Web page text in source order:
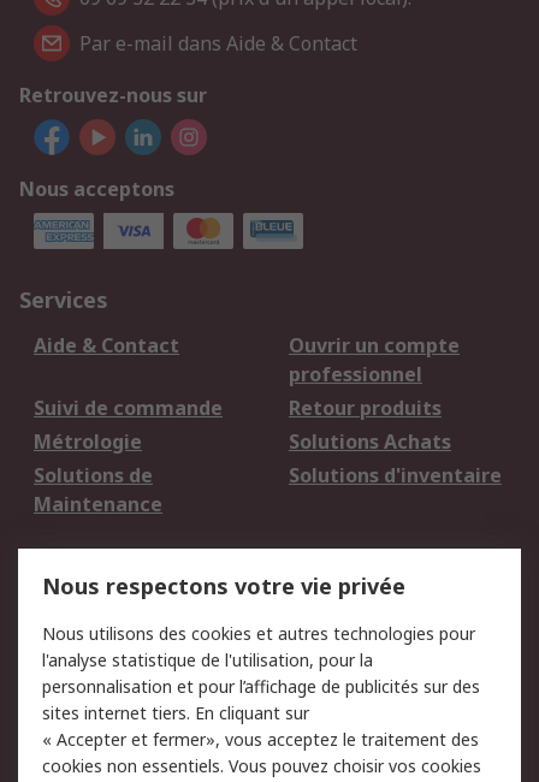
Par e-mail dans Aide & Contact
Retrouvez-nous sur
Nous acceptons
Services
Aide & Contact
Ouvrir un compte
professionnel
Suivi de commande
Retour produits
Métrologie
Solutions Achats
Solutions de
Maintenance
Solutions d'inventaire
du site
Politique de protection
des données - Mise à
jour
Sécurité des E-mails
Conditions générales
Politique anti-
Nous respectons votre vie privée
Nous utilisons des cookies et autres technologies pour
l'analyse statistique de l'utilisation, pour la
personnalisation et pour l’affichage de publicités sur des
sites internet tiers. En cliquant sur
« Accepter et fermer», vous acceptez le traitement des
cookies non essentiels. Vous pouvez choisir vos cookies